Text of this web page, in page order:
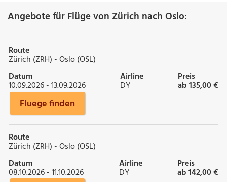
Angebote für Flüge von Zürich nach Oslo:
Route
Zürich (ZRH) - Oslo (OSL)
Datum
10.09.2026 - 13.09.2026
Airline
DY
Preis
ab 135,00 €
Fluege finden
Route
Zürich (ZRH) - Oslo (OSL)
Datum
08.10.2026 - 11.10.2026
Airline
DY
Preis
ab 142,00 €